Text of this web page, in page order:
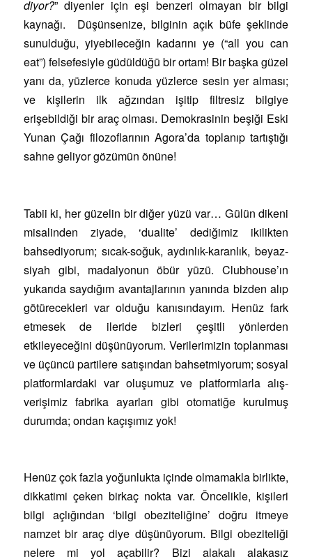
diyor?” diyenler için eşi benzeri olmayan bir bilgi
kaynağı. Düşünsenize, bilginin açık büfe şeklinde
sunulduğu, yiyebileceğin kadarını ye (“all you can
eat”) felsefesiyle güdüldüğü bir ortam! Bir başka güzel
yanı da, yüzlerce konuda yüzlerce sesin yer alması;
ve kişilerin ilk ağzından işitip filtresiz bilgiye
erişebildiği bir araç olması. Demokrasinin beşiği Eski
Yunan Çağı filozoflarının Agora’da toplanıp tartıştığı
sahne geliyor gözümün önüne!
Tabii ki, her güzelin bir diğer yüzü var… Gülün dikeni
misalinden ziyade, ‘dualite’ dediğimiz ikilikten
bahsediyorum; sıcak-soğuk, aydınlık-karanlık, beyaz-
siyah gibi, madalyonun öbür yüzü. Clubhouse’ın
yukarıda saydığım avantajlarının yanında bizden alıp
götürecekleri var olduğu kanısındayım. Henüz fark
etmesek de ileride bizleri çeşitli yönlerden
etkileyeceğini düşünüyorum. Verilerimizin toplanması
ve üçüncü partilere satışından bahsetmiyorum; sosyal
platformlardaki var oluşumuz ve platformlarla alış-
verişimiz fabrika ayarları gibi otomatiğe kurulmuş
durumda; ondan kaçışımız yok!
Henüz çok fazla yoğunlukta içinde olmamakla birlikte,
dikkatimi çeken birkaç nokta var. Öncelikle, kişileri
bilgi açlığından ‘bilgi obeziteliğine’ doğru itmeye
namzet bir araç diye düşünüyorum. Bilgi obeziteliği
nelere mi yol açabilir? Bizi alakalı alakasız